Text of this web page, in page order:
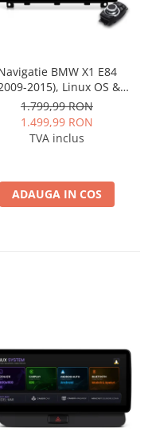
BMW X1 E84
2015), Linux OS &
OEM, Varianta iDrive,
CarPlay & Android Auto
Wireless, MirrorLink,
BGRKITBM004
1.799,99 RON
1.499,99 RON
TVA inclus
ADAUGA IN COS